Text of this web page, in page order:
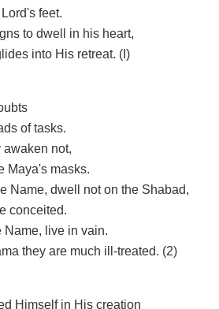
feet.
to dwell in his heart,
into His retreat. (I)
of tasks.
not,
Maya's masks.
Name, dwell not on the Shabad,
conceited.
Name, live in vain.
they are much ill-treated. (2)
Himself in His creation